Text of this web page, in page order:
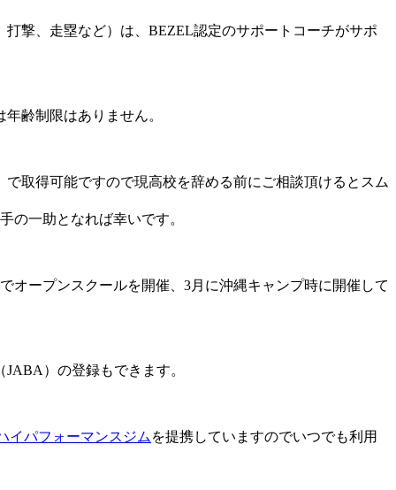
撃、走塁など）は、BEZEL認定のサポートコーチがサポ
齢制限はありません。
で取得可能ですので現高校を辞める前にご相談頂けるとスム
の一助となれば幸いです。
オープンスクールを開催、3月に沖縄キャンプ時に開催して
）の登録もできます。
イパフォーマンスジム を提携していますのでいつでも利用